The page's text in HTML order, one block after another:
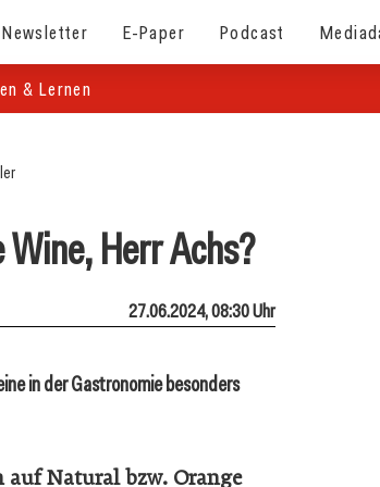
Newsletter E-Paper Podcast
& Lernen
Herr Achs?
27.06.2024, 08:30 Uhr
in der Gastronomie besonders
auf Natural bzw. Orange